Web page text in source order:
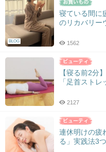
BLOG
寝ている間に
のリカバリー
1562
【寝る前2分
「足首ストレ
2127
連休明けの疲
る」実践法3つ